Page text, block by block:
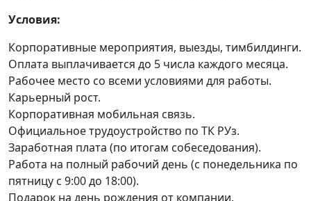
Условия:
Корпоративные мероприятия, выезды, тимбилдинги.
Оплата выплачивается до 5 числа каждого месяца.
Рабочее место со всеми условиями для работы.
Карьерный рост.
Корпоративная мобильная связь.
Официальное трудоустройство по ТК РУз.
Заработная плата (по итогам собеседования).
Работа на полный рабочий день (с понедельника по
пятницу с 9:00 до 18:00).
Подарок на день рождения от компании.